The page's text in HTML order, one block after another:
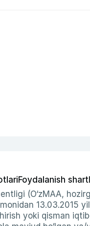
Foydalanish
(O‘zMAA,
13.03.2015
yoki qisman